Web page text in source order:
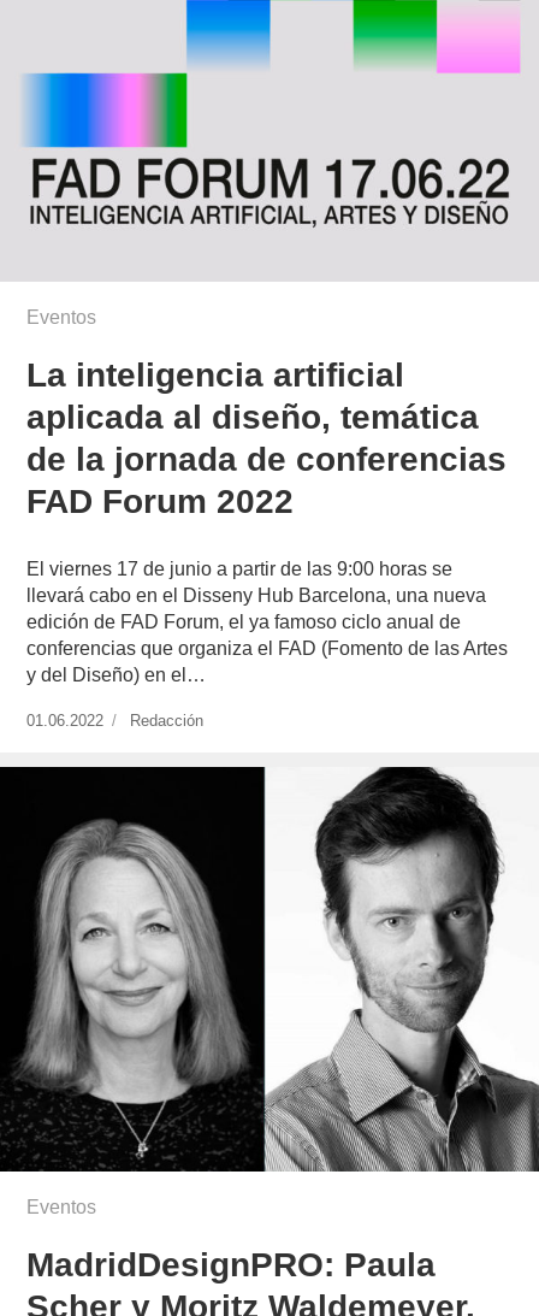
Eventos
La inteligencia artificial
aplicada al diseño, temática
de la jornada de conferencias
FAD Forum 2022
El viernes 17 de junio a partir de las 9:00 horas se
llevará cabo en el Disseny Hub Barcelona, una nueva
edición de FAD Forum, el ya famoso ciclo anual de
conferencias que organiza el FAD (Fomento de las Artes
y del Diseño) en el…
Publicado
01.06.2022 https://www.experimenta.es/author/redaccion/
Redacción
Eventos
MadridDesignPRO: Paula
Scher y Moritz Waldemeyer.